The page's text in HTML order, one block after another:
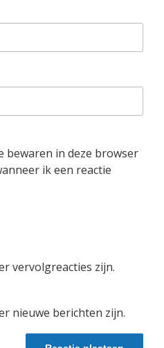
bewaren in deze browser
ik een reactie
vervolgreacties zijn.
nieuwe berichten zijn.